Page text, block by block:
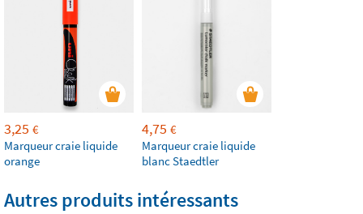
3,25 €
Marqueur craie liquide
orange
4,75 €
Marqueur craie liquide
blanc Staedtler
Autres produits intéressants